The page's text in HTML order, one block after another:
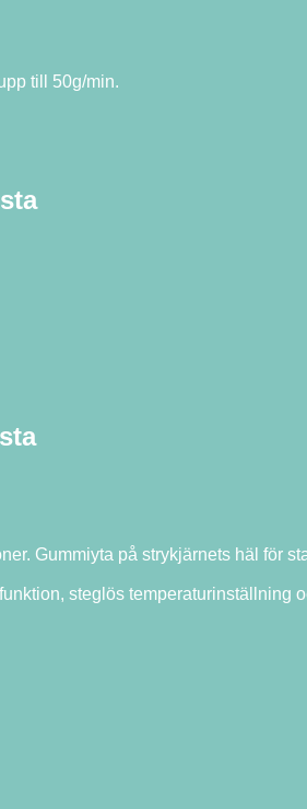
till 50g/min.
Gummiyta på strykjärnets häl för
steglös temperaturinställning